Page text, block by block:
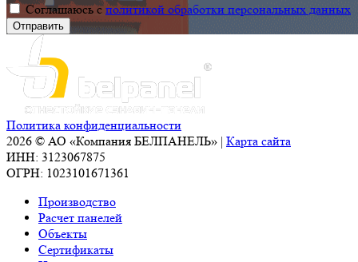
Соглашаюсь сполитикой обработки персональных данных
Политика конфиденциальности
2026 © АО «Компания БЕЛПАНЕЛЬ» | Карта сайта
ИНН: 3123067875
ОГРН: 1023101671361
Производство
Расчет панелей
Объекты
Сертификаты